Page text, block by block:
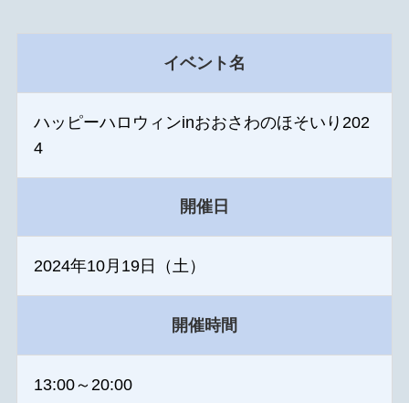
イベント名
ハッピーハロウィンinおおさわのほそいり202
4
開催日
2024年10月19日（土）
開催時間
13:00～20:00